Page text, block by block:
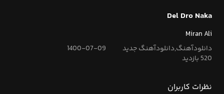
Del Dro Naka
Miran Ali
دانلودآهنگ,دانلودآهنگ جدید
1400-07-09
520 بازدید
نظرات کاربران